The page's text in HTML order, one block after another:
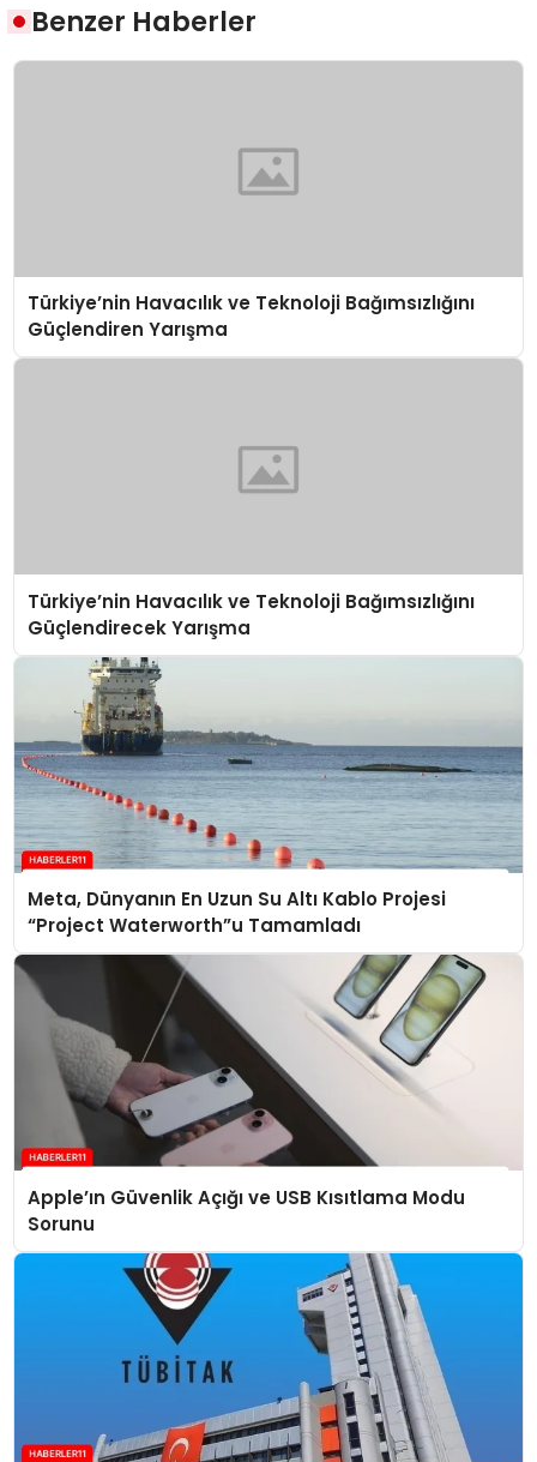
Benzer Haberler
Türkiye’nin Havacılık ve Teknoloji Bağımsızlığını
Güçlendiren Yarışma
Türkiye’nin Havacılık ve Teknoloji Bağımsızlığını
Güçlendirecek Yarışma
Meta, Dünyanın En Uzun Su Altı Kablo Projesi
“Project Waterworth”u Tamamladı
Apple’ın Güvenlik Açığı ve USB Kısıtlama Modu
Sorunu